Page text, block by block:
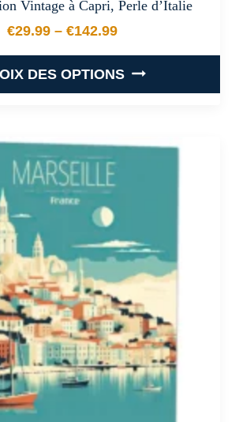
Vintage à Capri, Perle d’Italie
€29.99 – €142.99
Plage de prix : €29.99 à
DES OPTIONS
a
plusieurs
variations.
Les
options
peuvent
être
choisies
sur
la
page
du